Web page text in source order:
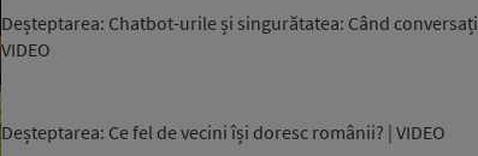
Deșteptarea: Chatbot-urile și singurătatea: Când
VIDEO
Deșteptarea: Ce fel de vecini își doresc românii? | VIDEO